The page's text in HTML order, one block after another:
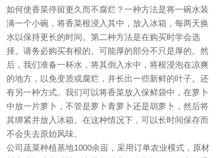
如何使香菜停留更久而不腐烂？一种方法是将一碗水装
满一个小碗，将香菜根浸入其中，放入冰箱，每两天换
水以保持更长的时间。第二种方法是在购买时学会选
择。请务必购买有根的。可能厚的部分不只是厚的。然
后，我们准备一杯水，将其倒入水中，将根浸泡在凉爽
的地方，以免变质或腐烂，并长出一些新鲜的叶子。还
有另一种方式。我们可以将香菜放入保鲜袋中，在萝卜
中放一片萝卜，不管是萝卜青萝卜还是胡萝卜，然后将
其绑紧并放入冰箱。在这种情况下，可以长时间保存而
不会失去原始风味。
公司蔬菜种植基地1000余亩，采用订单农业模式，原材